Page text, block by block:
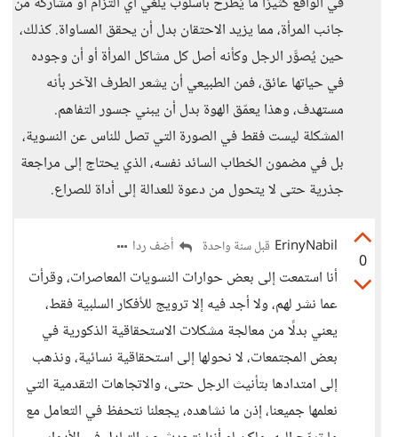
جانب المرأة، مما يزيد الاحتقان بدل أن يحقق المساواة. كذلك،
حين يُصوَّر الرجل وكأنه أصل كل مشاكل المرأة أو أن وجوده
في حياتها عائق، فمن الطبيعي أن يشعر الطرف الآخر بأنه
مستهدف، وهذا يعمّق الهوة بدل أن يبني جسور التفاهم.
المشكلة ليست فقط في الصورة التي تصل للناس عن النسوية،
بل في مضمون الخطاب السائد نفسه، الذي يحتاج إلى مراجعة
جذرية حتى لا يتحول من دعوة للعدالة إلى أداة للصراع.
0
ErinyNabil قبل سنة واحدة أضف ردا
أنا استمعت إلى بعض حوارات النسويات المعاصرات، وقرأت
عما نشر لهم، ولا أجد فيه إلا ترويج للأفكار السلبية فقط،
يعني بدلًا من معالجة مشكلات الاستحقاقية الذكورية في
بعض المجتمعات، لا نحولها إلى استحقاقية نسائية، ونذهب
إلى امتدادها بتأنيث الرجل حتى، والاتجاهات التقدمية التي
نعلمها جميعنا، إذن ما نشاهده، يجعلنا نتحفظ في التعامل مع